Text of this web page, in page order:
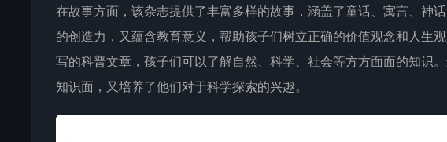
在故事方面，该杂志提供了丰富多样的故事，涵盖了童话、寓言、神
的创造力，又蕴含教育意义，帮助孩子们树立正确的价值观念和人生
写的科普文章，孩子们可以了解自然、科学、社会等方方面面的知识
知识面，又培养了他们对于科学探索的兴趣。